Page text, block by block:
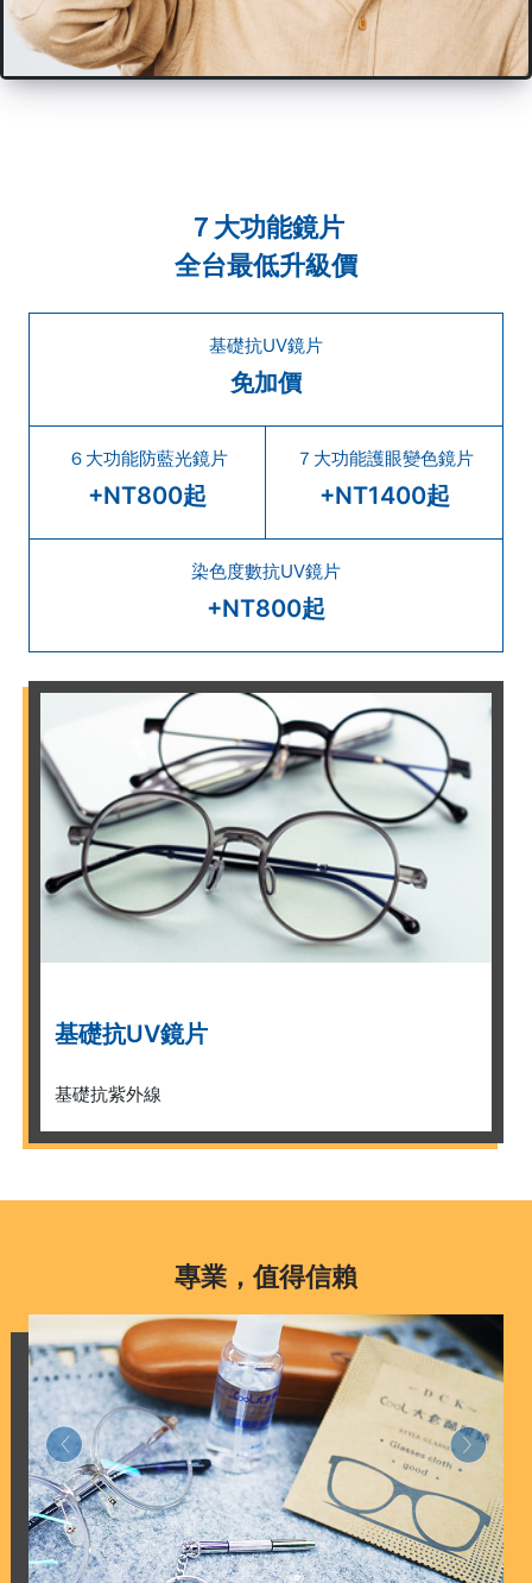
７大功能鏡片
全台最低升級價
基礎抗UV鏡片
免加價
６大功能防藍光鏡片
+NT800起
７大功能護眼變色鏡片
+NT1400起
染色度數抗UV鏡片
+NT800起
基礎抗UV鏡片
基礎抗紫外線
專業，值得信賴
Previous Next